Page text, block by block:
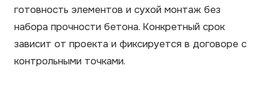
готовность элементов и сухой монтаж без
набора прочности бетона. Конкретный срок
зависит от проекта и фиксируется в договоре с
контрольными точками.